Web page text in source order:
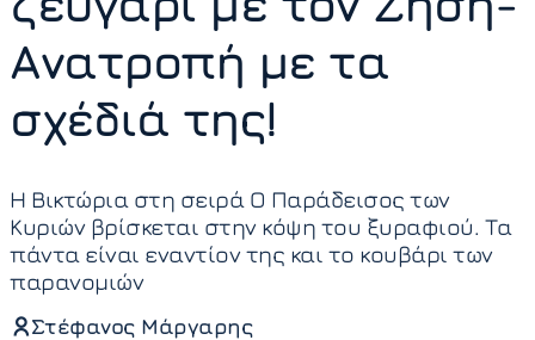
Ανατροπή με τα
σχέδιά της!
Η Βικτώρια στη σειρά Ο Παράδεισος των
Κυριών βρίσκεται στην κόψη του ξυραφιού. Τα
πάντα είναι εναντίον της και το κουβάρι των
παρανομιών
Στέφανος Μάργαρης